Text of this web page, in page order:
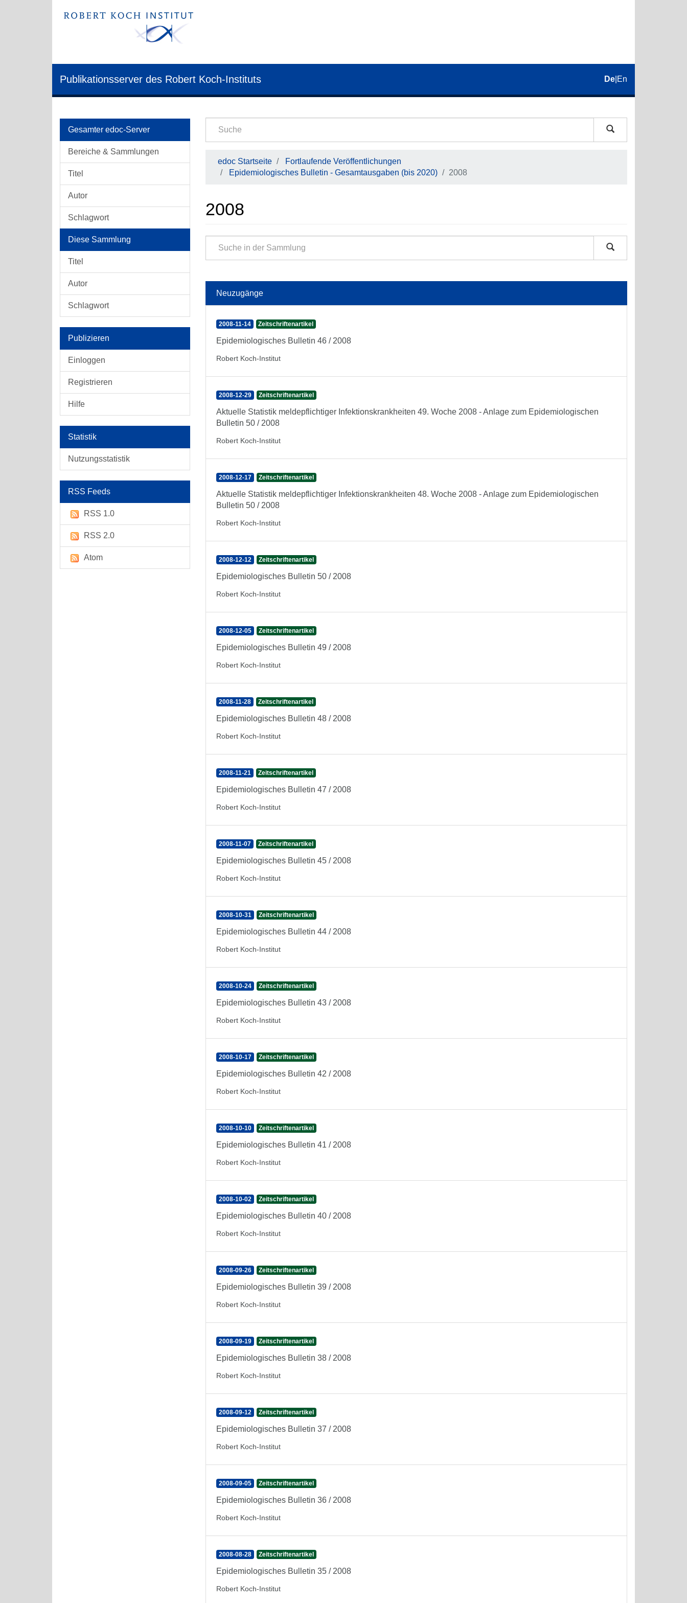
Publikationsserver des Robert Koch-Instituts De En
Gesamter edoc-Server
Bereiche & Sammlungen
Titel
Autor
Schlagwort
Diese Sammlung
Titel
Autor
Schlagwort
Publizieren
Einloggen
Registrieren
Hilfe
Statistik
Nutzungsstatistik
RSS Feeds
RSS 1.0
RSS 2.0
Atom
edoc Startseite
Fortlaufende Veröffentlichungen
Epidemiologisches Bulletin - Gesamtausgaben (bis 2020)
2008
2008
Neuzugänge
2008-11-14 Zeitschriftenartikel
Epidemiologisches Bulletin 46 / 2008
Robert Koch-Institut
2008-12-29 Zeitschriftenartikel
Aktuelle Statistik meldepflichtiger Infektionskrankheiten 49. Woche 2008 - Anlage zum Epidemiologischen
Bulletin 50 / 2008
Robert Koch-Institut
2008-12-17 Zeitschriftenartikel
Aktuelle Statistik meldepflichtiger Infektionskrankheiten 48. Woche 2008 - Anlage zum Epidemiologischen
Bulletin 50 / 2008
Robert Koch-Institut
2008-12-12 Zeitschriftenartikel
Epidemiologisches Bulletin 50 / 2008
Robert Koch-Institut
2008-12-05 Zeitschriftenartikel
Epidemiologisches Bulletin 49 / 2008
Robert Koch-Institut
2008-11-28 Zeitschriftenartikel
Epidemiologisches Bulletin 48 / 2008
Robert Koch-Institut
2008-11-21 Zeitschriftenartikel
Epidemiologisches Bulletin 47 / 2008
Robert Koch-Institut
2008-11-07 Zeitschriftenartikel
Epidemiologisches Bulletin 45 / 2008
Robert Koch-Institut
2008-10-31 Zeitschriftenartikel
Epidemiologisches Bulletin 44 / 2008
Robert Koch-Institut
2008-10-24 Zeitschriftenartikel
Epidemiologisches Bulletin 43 / 2008
Robert Koch-Institut
2008-10-17 Zeitschriftenartikel
Epidemiologisches Bulletin 42 / 2008
Robert Koch-Institut
2008-10-10 Zeitschriftenartikel
Epidemiologisches Bulletin 41 / 2008
Robert Koch-Institut
2008-10-02 Zeitschriftenartikel
Epidemiologisches Bulletin 40 / 2008
Robert Koch-Institut
2008-09-26 Zeitschriftenartikel
Epidemiologisches Bulletin 39 / 2008
Robert Koch-Institut
2008-09-19 Zeitschriftenartikel
Epidemiologisches Bulletin 38 / 2008
Robert Koch-Institut
2008-09-12 Zeitschriftenartikel
Epidemiologisches Bulletin 37 / 2008
Robert Koch-Institut
2008-09-05 Zeitschriftenartikel
Epidemiologisches Bulletin 36 / 2008
Robert Koch-Institut
2008-08-28 Zeitschriftenartikel
Epidemiologisches Bulletin 35 / 2008
Robert Koch-Institut